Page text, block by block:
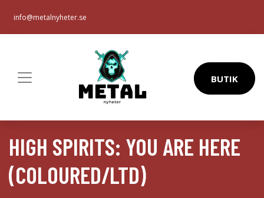
info@metalnyheter.se
BUTIK
HIGH SPIRITS: YOU ARE HERE
(COLOURED/LTD)